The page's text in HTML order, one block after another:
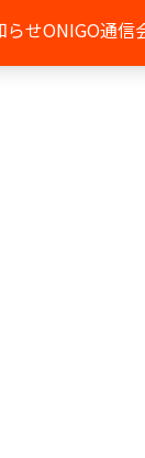
らせONIGO通信